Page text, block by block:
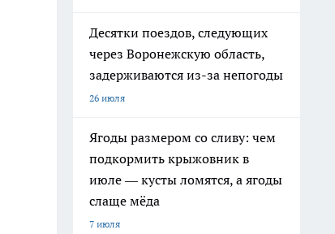
Десятки поездов, следующих
через Воронежскую область,
задерживаются из-за непогоды
26 июля
Ягоды размером со сливу: чем
подкормить крыжовник в
июле — кусты ломятся, а ягоды
слаще мёда
7 июля